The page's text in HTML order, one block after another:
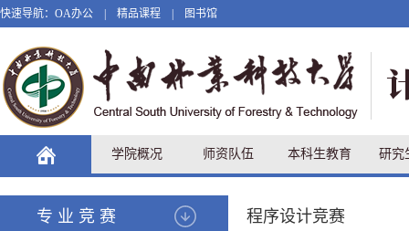
快速导航： OA办公 精品课程 图书馆
学院概况 师资队伍 本科生教育 研究
专业竞赛 程序设计竞赛